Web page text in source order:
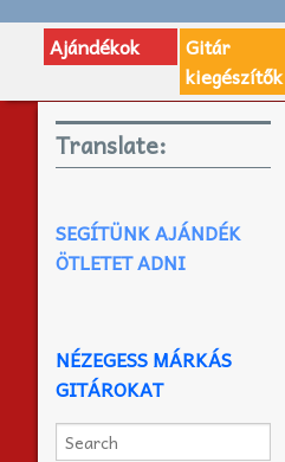
Ajándékok
Gitár
kiegészítők
Translate:
SEGÍTÜNK AJÁNDÉK
ÖTLETET ADNI
NÉZEGESS MÁRKÁS
GITÁROKAT